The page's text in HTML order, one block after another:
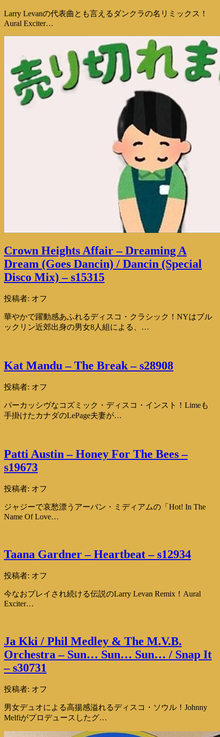
Larry Levanの代表曲とも言えるダンクラの名リミックス！
Aural Exciter…
Crown Heights Affair – Dreaming A
Dream (Goes Dancin) / Dancin (Special
Disco Mix) – s15315
投稿者: オフ
華やかで躍動感あふれるディスコ・クラシック！NYはブル
ックリン近郊出身の男女8人組による、…
Kat Mandu – The Break – s28908
投稿者: オフ
パーカッシヴなコズミック・ディスコ・インスト！Limeも
手掛けたカナダのLePage夫妻が…
Patti Austin – Honey For The Bees –
s19673
投稿者: オフ
ジャジーで哀愁漂うアーバン・ミディアムの「Hot! In The
Name Of Love…
Taana Gardner – Heartbeat – s12934
投稿者: オフ
今なおプレイされ続ける伝説のLarry Levan Remix！Aural
Exciter…
Ja Kki / Phil Medley & The M.V.B.
Orchestra – Sun… Sun… Sun… / Snap It
– s30731
投稿者: オフ
男女デュオによる高揚感溢れるディスコ・ソウル！Johnny
Melfiがプロデュースしたグ…